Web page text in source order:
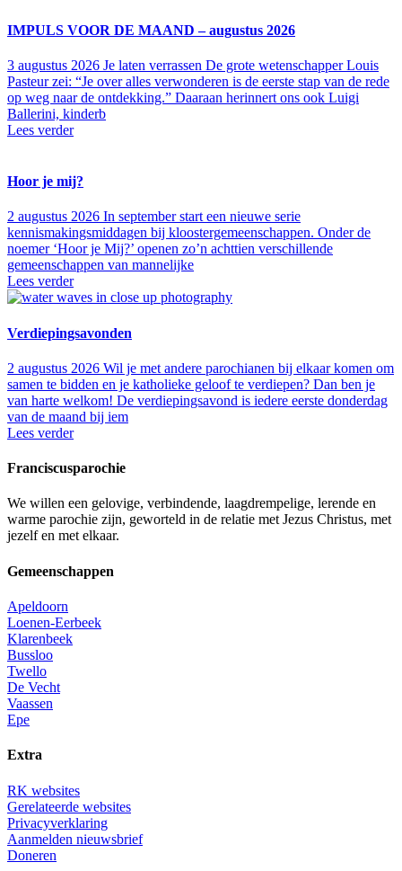
IMPULS VOOR DE MAAND – augustus 2026
3 augustus 2026 Je laten verrassen De grote wetenschapper Louis
Pasteur zei: “Je over alles verwonderen is de eerste stap van de rede
op weg naar de ontdekking.” Daaraan herinnert ons ook Luigi
Ballerini, kinderb
Lees verder
Hoor je mij?
2 augustus 2026 In september start een nieuwe serie
kennismakingsmiddagen bij kloostergemeenschappen. Onder de
noemer ‘Hoor je Mij?’ openen zo’n achttien verschillende
gemeenschappen van mannelijke
Lees verder
Verdiepingsavonden
2 augustus 2026 Wil je met andere parochianen bij elkaar komen om
samen te bidden en je katholieke geloof te verdiepen? Dan ben je
van harte welkom! De verdiepingsavond is iedere eerste donderdag
van de maand bij iem
Lees verder
Franciscusparochie
We willen een gelovige, verbindende, laagdrempelige, lerende en
warme parochie zijn, geworteld in de relatie met Jezus Christus, met
jezelf en met elkaar.
Gemeenschappen
Apeldoorn
Loenen-Eerbeek
Klarenbeek
Bussloo
Twello
De Vecht
Vaassen
Epe
Extra
RK websites
Gerelateerde websites
Privacyverklaring
Aanmelden nieuwsbrief
Doneren